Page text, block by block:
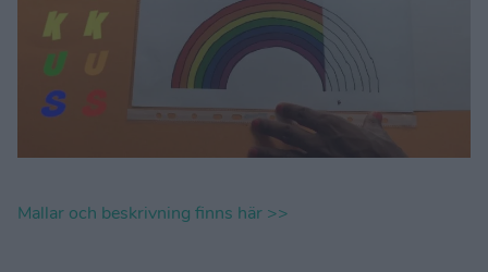
Mallar och beskrivning finns här >>